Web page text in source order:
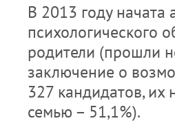
В 2013 году
психологического
родители (прошли
заключение о
327 кандидатов, их
семью – 51,1%).